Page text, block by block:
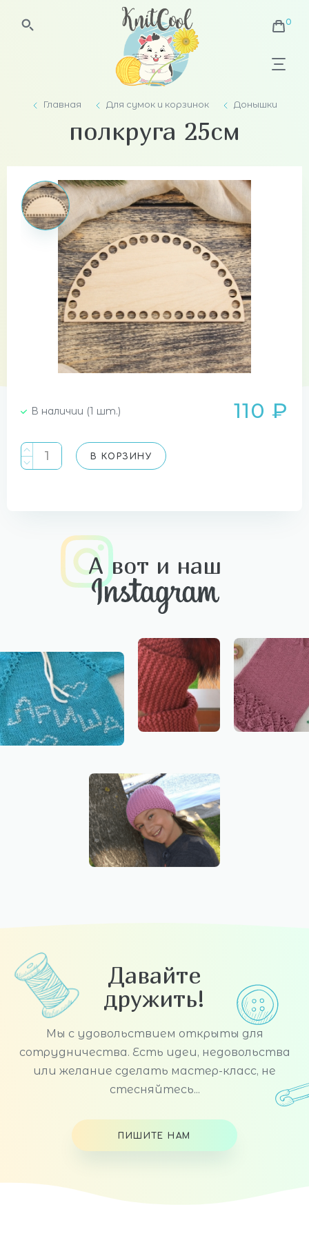
Главная Для сумок и корзинок Донышки
полкруга 25см
В наличии (1 шт.) 110 ₽
В КОРЗИНУ
А вот и наш
Давайте
дружить!
Мы с удовольствием открыты для
сотрудничества. Есть идеи, недовольства
или желание сделать мастер-класс, не
стесняйтесь...
ПИШИТЕ НАМ